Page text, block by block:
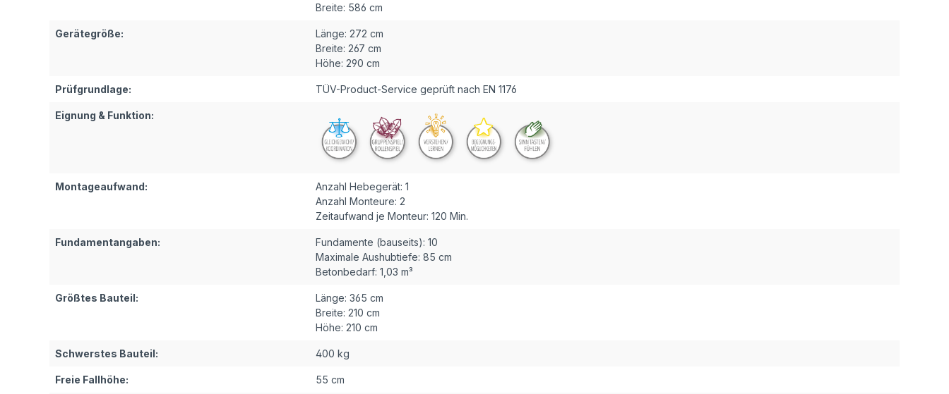
Breite: 586 cm
Gerätegröße: Länge: 272 cm
Breite: 267 cm
Höhe: 290 cm
Prüfgrundlage: TÜV-Product-Service geprüft nach EN 1176
Eignung & Funktion:
Montageaufwand: Anzahl Hebegerät: 1
Anzahl Monteure: 2
Zeitaufwand je Monteur: 120 Min.
Fundamentangaben: Fundamente (bauseits): 10
Maximale Aushubtiefe: 85 cm
Betonbedarf: 1,03 m³
Größtes Bauteil: Länge: 365 cm
Breite: 210 cm
Höhe: 210 cm
Schwerstes Bauteil: 400 kg
Freie Fallhöhe: 55 cm